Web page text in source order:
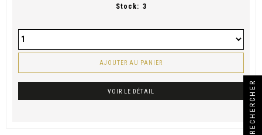
Stock: 3
AJOUTER AU PANIER
VOIR LE DÉTAIL RECHERCHER